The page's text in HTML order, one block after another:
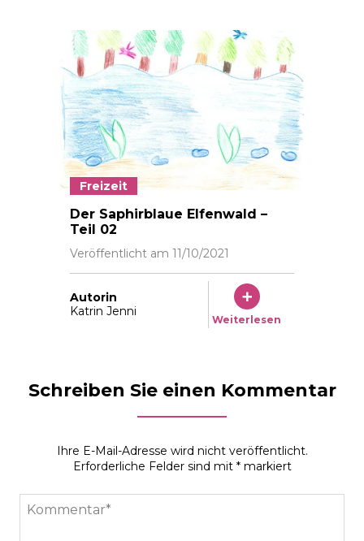
Freizeit
Der Saphirblaue Elfenwald –
Teil 02
Veröffentlicht am 11/10/2021
Autorin
Katrin Jenni
Weiterlesen
Schreiben Sie einen Kommentar
Ihre E-Mail-Adresse wird nicht veröffentlicht.
Erforderliche Felder sind mit *markiert
Kommentar*